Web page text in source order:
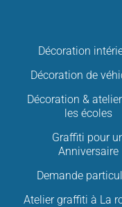
Décoration
Décoration de
Décoration &
les écoles
Graffiti pour
Anniversaire
Demande
Atelier graffiti à La